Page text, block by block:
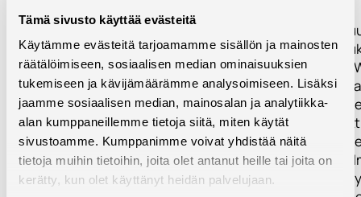
Tämä sivusto käyttää evästeitä
Käytämme evästeitä tarjoamamme sisällön ja mainosten
räätälöimiseen, sosiaalisen median ominaisuuksien
tukemiseen ja kävijämäärämme analysoimiseen. Lisäksi
jaamme sosiaalisen median, mainosalan ja analytiikka-
alan kumppaneillemme tietoja siitä, miten käytät
sivustoamme. Kumppanimme voivat yhdistää näitä
tietoja muihin tietoihin, joita olet antanut heille tai joita on
kerätty, kun olet käyttänyt heidän palvelujaan.
lämpötilojen
ja niiden
valumavesissä.
kokoaa, testaa ja
vertailee
pohjoisille ja
harvaan
sopivia
vesien